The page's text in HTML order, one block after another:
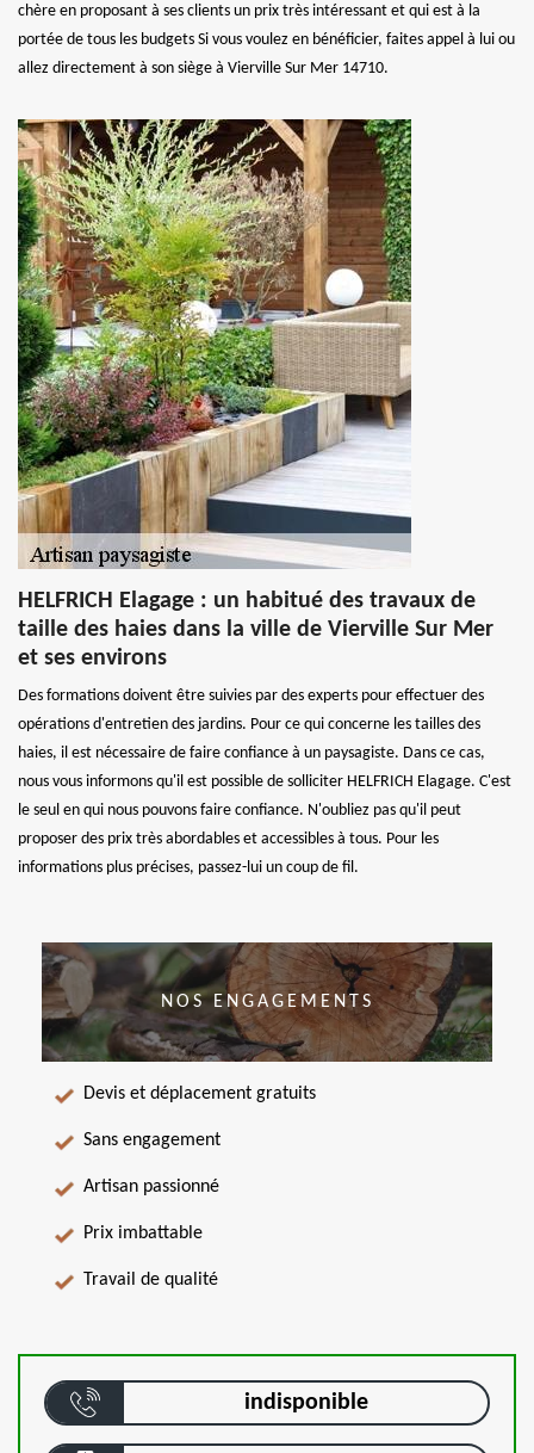
chère en proposant à ses clients un prix très intéressant et qui est à la
portée de tous les budgets Si vous voulez en bénéficier, faites appel à lui ou
allez directement à son siège à Vierville Sur Mer 14710.
HELFRICH Elagage : un habitué des travaux de
taille des haies dans la ville de Vierville Sur Mer
et ses environs
Des formations doivent être suivies par des experts pour effectuer des
opérations d'entretien des jardins. Pour ce qui concerne les tailles des
haies, il est nécessaire de faire confiance à un paysagiste. Dans ce cas,
nous vous informons qu'il est possible de solliciter HELFRICH Elagage. C'est
le seul en qui nous pouvons faire confiance. N'oubliez pas qu'il peut
proposer des prix très abordables et accessibles à tous. Pour les
informations plus précises, passez-lui un coup de fil.
NOS ENGAGEMENTS
Devis et déplacement gratuits
Sans engagement
Artisan passionné
Prix imbattable
Travail de qualité
indisponible